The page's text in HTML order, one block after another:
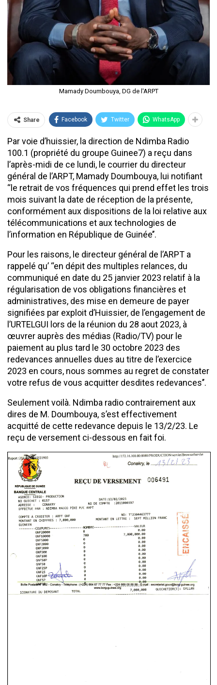
Mamady Doumbouya, DG de l'ARPT
Share Facebook Twitter WhatsApp
Par voie d’huissier, la direction de Ndimba Radio
100.1 (propriété du groupe Guinee7) a reçu dans
l’après-midi de ce lundi, le courrier du directeur
général de l’ARPT, Mamady Doumbouya, lui notifiant
‘‘le retrait de vos fréquences qui prend effet les trois
mois suivant la date de réception de la présente,
conformément aux dispositions de la loi relative aux
télécommunications et aux technologies de
l’information en République de Guinée’’.
Pour les raisons, le directeur général de l’ARPT a
rappelé qu’ ‘‘en dépit des multiples relances, du
communiqué en date du 25 janvier 2023 relatif à la
régularisation de vos obligations financières et
administratives, des mise en demeure de payer
signifiées par exploit d’Huissier, de l’engagement de
l’URTELGUI lors de la réunion du 28 aout 2023, à
œuvrer auprès des médias (Radio/TV) pour le
paiement au plus tard le 30 octobre 2023 des
redevances annuelles dues au titre de l’exercice
2023 en cours, nous sommes au regret de constater
votre refus de vous acquitter desdites redevances’’.
Seulement voilà. Ndimba radio contrairement aux
dires de M. Doumbouya, s’est effectivement
acquitté de cette redevance depuis le 13/2/23. Le
reçu de versement ci-dessous en fait foi.